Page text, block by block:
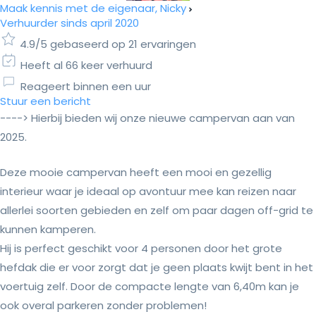
Maak kennis met de eigenaar, Nicky
Verhuurder sinds april 2020
4.9/5 gebaseerd op 21 ervaringen
Heeft al 66 keer verhuurd
Reageert binnen een uur
Stuur een bericht
----> Hierbij bieden wij onze nieuwe campervan aan van
2025.
Deze mooie campervan heeft een mooi en gezellig
interieur waar je ideaal op avontuur mee kan reizen naar
allerlei soorten gebieden en zelf om paar dagen off-grid te
kunnen kamperen.
Hij is perfect geschikt voor 4 personen door het grote
hefdak die er voor zorgt dat je geen plaats kwijt bent in het
voertuig zelf. Door de compacte lengte van 6,40m kan je
ook overal parkeren zonder problemen!